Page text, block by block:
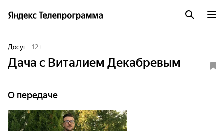
Досуг 12+
Дача с Виталием Декабревым
О передаче